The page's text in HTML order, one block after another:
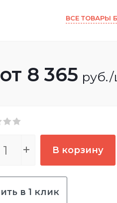
ВСЕ ТОВАРЫ
от 8 365 руб./
В корзину
в 1 клик